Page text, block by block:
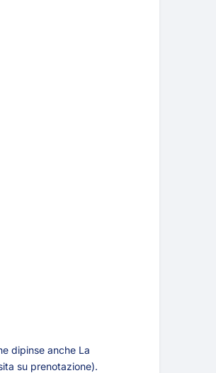
dipinse anche La
su prenotazione).